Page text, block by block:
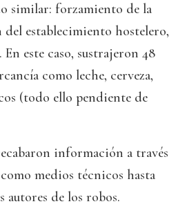
similar: forzamiento de la
del establecimiento hostelero,
este caso, sustrajeron 48
como leche, cerveza,
(todo ello pendiente de
información a través
medios técnicos hasta
autores de los robos.